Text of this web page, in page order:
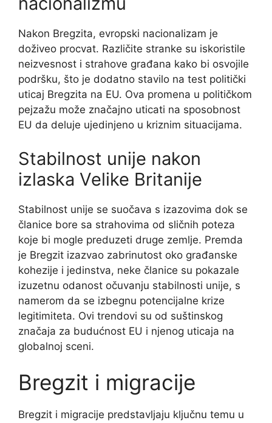
Nakon Bregzita, evropski nacionalizam je
doživeo procvat. Različite stranke su iskoristile
neizvesnost i strahove građana kako bi osvojile
podršku, što je dodatno stavilo na test politički
uticaj Bregzita na EU. Ova promena u političkom
pejzažu može značajno uticati na sposobnost
EU da deluje ujedinjeno u kriznim situacijama.
Stabilnost unije nakon
izlaska Velike Britanije
Stabilnost unije se suočava s izazovima dok se
članice bore sa strahovima od sličnih poteza
koje bi mogle preduzeti druge zemlje. Premda
je Bregzit izazvao zabrinutost oko građanske
kohezije i jedinstva, neke članice su pokazale
izuzetnu odanost očuvanju stabilnosti unije, s
namerom da se izbegnu potencijalne krize
legitimiteta. Ovi trendovi su od suštinskog
značaja za budućnost EU i njenog uticaja na
globalnoj sceni.
Bregzit i migracije
Bregzit i migracije predstavljaju ključnu temu u